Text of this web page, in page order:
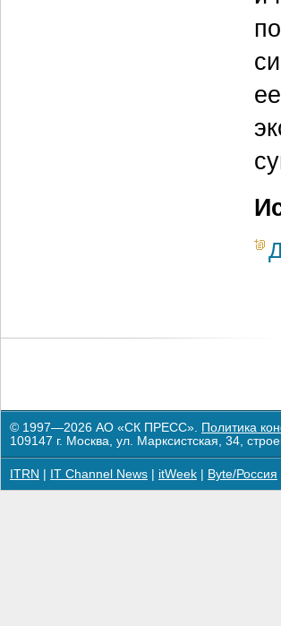
© 1997—2026 АО «СК ПРЕСС». Политика
109147 г. Москва, ул. Марксистская, 34,
ITRN IT Channel News itWeek Byte/Россия